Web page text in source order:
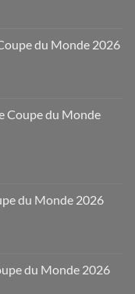
du Monde 2026
Coupe du Monde
du Monde 2026
du Monde 2026